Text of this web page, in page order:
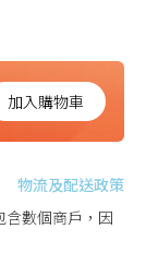
加入購物車
物流及配送政策
數個商戶，因